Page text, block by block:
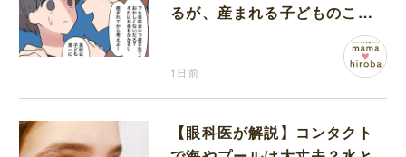
るが、産まれる子どものこと
を第一に考えてと流される
1日前
【眼科医が解説】コンタクト